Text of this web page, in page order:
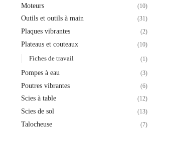
Moteurs (10)
Outils et outils à main (31)
Plaques vibrantes (2)
Plateaus et couteaux (10)
Fiches de travail (1)
Pompes à eau (3)
Poutres vibrantes (6)
Scies à table (12)
Scies de sol (13)
Talocheuse (7)